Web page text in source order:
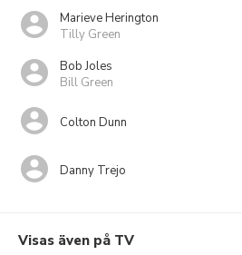
Marieve Herington
Tilly Green
Bob Joles
Bill Green
Colton Dunn
Danny Trejo
Visas även på TV